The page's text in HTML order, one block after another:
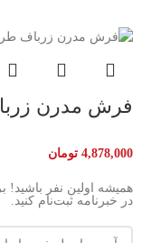
فرش مدرن
4,878,000 تومان
همیشه اولین نفر باشید!
در خبرنامه ثبت‌نام کنید.